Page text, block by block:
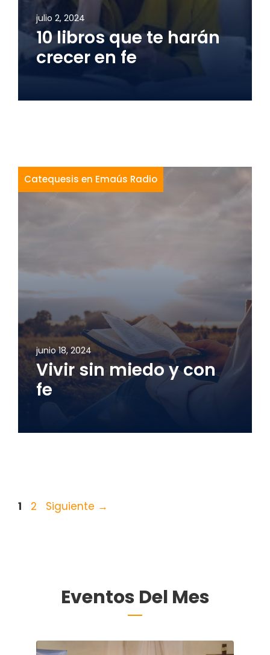
julio 2, 2024
10 libros que te harán
crecer en fe
Catequesis en Emaús Radio
junio 18, 2024
Vivir sin miedo y con
fe
Página
1 Página
2 Siguiente →
Eventos Del Mes